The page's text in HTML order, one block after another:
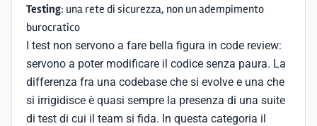
Testing: una rete di sicurezza, non un adempimento
burocratico
I test non servono a fare bella figura in code review:
servono a poter modificare il codice senza paura. La
differenza fra una codebase che si evolve e una che
si irrigidisce è quasi sempre la presenza di una suite
di test di cui il team si fida. In questa categoria il